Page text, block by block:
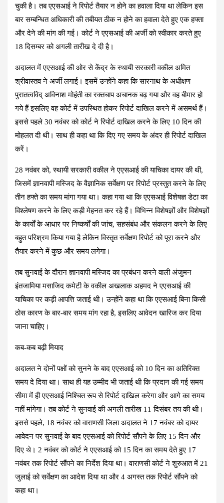
चुकी है। तब एएसआई ने रिपोर्ट तैयार न होने का हवाला दिया था लेकिन इस
बार सम्बन्धित अधिकारी की तबीयत ठीक न होने का हवाला देते हुए एक हफ्ता
और देने की मांग की गई। कोर्ट ने एएसआई की अर्जी को स्वीकार करते हुए
18 दिसम्बर को अगली तारीख दे दी है।
अदालत में एएसआई की ओर से केंद्र के स्थायी सरकारी वकील अमित
श्रीवास्तव ने अर्जी लगाई। इसमें उन्होंने कहा कि सारनाथ के अधीक्षण
पुरातत्वविद् अविनाश मोहंती का रक्तचाप अचानक बढ़ गया और वह बीमार हो
गये हैं इसलिए वह कोर्ट में उपस्थित होकर रिपोर्ट दाखिल करने में असमर्थ हैं।
इससे पहले 30 नवंबर को कोर्ट ने रिपोर्ट दाखिल करने के लिए 10 दिन की
मोहलत दी थी। साथ ही कहा था कि दिए गए समय के अंदर ही रिपोर्ट दाखिल
करें।
28 नवंबर को, स्थायी सरकारी वकील ने एएसआई की याचिका दायर की थी,
जिसमें ज्ञानवापी मस्जिद के वैज्ञानिक सर्वेक्षण पर रिपोर्ट प्रस्तुत करने के लिए
तीन हफ्ते का समय मांगा गया था। कहा गया था कि एएसआई विशेषज्ञ डेटा का
विश्लेषण करने के लिए कड़ी मेहनत कर रहे हैं। विभिन्न विशेषज्ञों और विशेषज्ञों
के कार्यों के आधार पर निष्कर्षों की जांच, सहसंबंध और संकलन करने के लिए
बहुत परिश्रम किया गया है लेकिन विस्तृत सर्वेक्षण रिपोर्ट को पूरा करने और
तैयार करने में कुछ और समय लगेगा।
तब सुनवाई के दौरान ज्ञानवापी मस्जिद का प्रबंधन करने वाली अंजुमन
इंतजामिया मसाजिद कमेटी के वकील अखलाक अहमद ने एएसआई की
याचिका पर कड़ी आपत्ति जताई थी। उन्होंने कहा था कि एएसआई बिना किसी
ठोस कारण के बार-बार समय मांग रहा है, इसलिए आवेदन खारिज कर दिया
जाना चाहिए।
कब-कब बढ़ी मियाद
अदालत ने दोनों पक्षों को सुनने के बाद एएसआई को 10 दिन का अतिरिक्त
समय दे दिया था। साथ ही यह उम्मीद भी जताई थी कि प्रदान की गई समय
सीमा में ही एएसआई निश्चित रूप से रिपोर्ट दाखिल करेगा और आगे का समय
नहीं मांगेगा। तब कोर्ट ने सुनवाई की अगली तारीख 11 दिसंबर तय की थी।
इससे पहले, 18 नवंबर को वाराणसी जिला अदालत ने 17 नवंबर को दायर
आवेदन पर सुनवाई के बाद एएसआई को रिपोर्ट सौंपने के लिए 15 दिन और
दिए थे। 2 नवंबर को कोर्ट ने एएसआई को 15 दिन का समय देते हुए 17
नवंबर तक रिपोर्ट सौंपने का निर्देश दिया था। वाराणसी कोर्ट ने शुरुआत में 21
जुलाई को सर्वेक्षण का आदेश दिया था और 4 अगस्त तक रिपोर्ट सौंपने को
कहा था।